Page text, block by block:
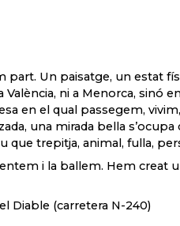
part. Un paisatge, un estat
ni a Menorca, sinó
en el qual passegem,
una mirada bella s’ocupa
que trepitja, animal, fulla,
i la ballem. Hem creat
Diable (carretera N-240)